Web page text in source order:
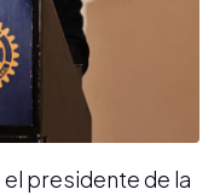
el presidente de la